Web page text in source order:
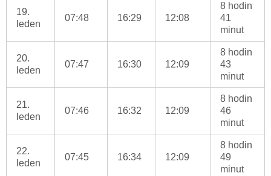
19.
leden
07:48 16:29 12:08
8 hodin
41
minut
20.
leden
07:47 16:30 12:09
8 hodin
43
minut
21.
leden
07:46 16:32 12:09
8 hodin
46
minut
22.
leden
07:45 16:34 12:09
8 hodin
49
minut